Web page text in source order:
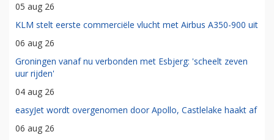
05 aug 26
KLM stelt eerste commerciële vlucht met Airbus A350-900 uit
06 aug 26
Groningen vanaf nu verbonden met Esbjerg: 'scheelt zeven
uur rijden'
04 aug 26
easyJet wordt overgenomen door Apollo, Castlelake haakt af
06 aug 26